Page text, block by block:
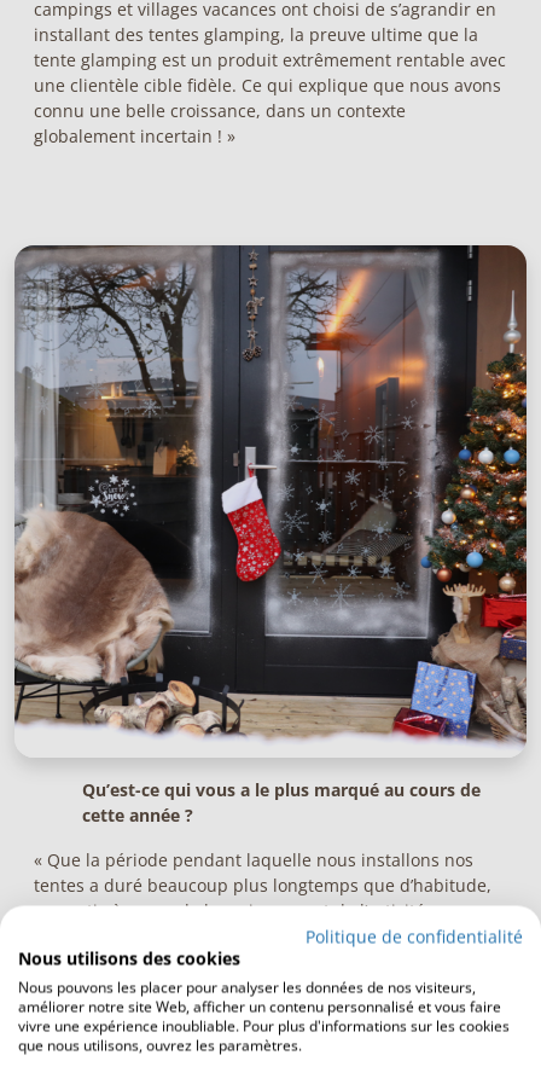
campings et villages vacances ont choisi de s’agrandir en
installant des tentes glamping, la preuve ultime que la
tente glamping est un produit extrêmement rentable avec
une clientèle cible fidèle. Ce qui explique que nous avons
connu une belle croissance, dans un contexte
globalement incertain ! »
Qu’est-ce qui vous a le plus marqué au cours de
cette année ?
« Que la période pendant laquelle nous installons nos
tentes a duré beaucoup plus longtemps que d’habitude,
en partie à cause de la croissance et de l’activité au
Benelux. Cela a entraîné un certain nombre de défis à
relever, mais nous avons fait notre maximum pour livrer
tous nos projets selon les délais impartis et
conformément aux attentes de nos clients. Du logisticien
au commercial, nous nous sommes tous investis dans ces
projets de construction avec un unique objectif en tête :
Politique de confidentialité
Nous utilisons des cookies
Nous pouvons les placer pour analyser les données de nos visiteurs,
améliorer notre site Web, afficher un contenu personnalisé et vous faire
vivre une expérience inoubliable. Pour plus d'informations sur les cookies
que nous utilisons, ouvrez les paramètres.